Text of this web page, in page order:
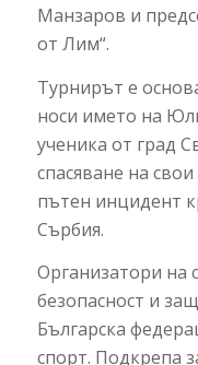
Манзаров и
от Лим“.
Турнирът е
носи името на
ученика от град
спасяване на
пътен инцидент
Сърбия.
Организатори на
безопасност и
Българска
спорт. Подкрепа